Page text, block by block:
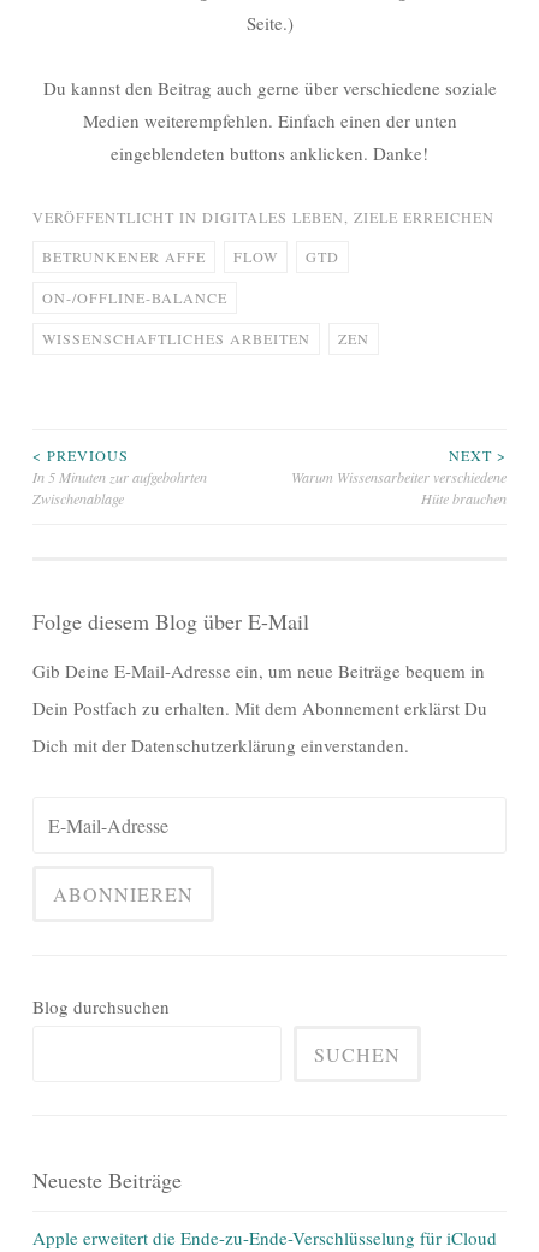
Seite.)
Du kannst den Beitrag auch gerne über verschiedene soziale
Medien weiterempfehlen. Einfach einen der unten
eingeblendeten buttons anklicken. Danke!
VERÖFFENTLICHT IN DIGITALES LEBEN ZIELE ERREICHEN
BETRUNKENER AFFE FLOW GTD
ON-/OFFLINE-BALANCE
WISSENSCHAFTLICHES ARBEITEN ZEN
Beitragsnavigation
< PREVIOUS
In 5 Minuten zur aufgebohrten
Zwischenablage
NEXT >
Warum Wissensarbeiter verschiedene
Hüte brauchen
Folge diesem Blog über E-Mail
Gib Deine E-Mail-Adresse ein, um neue Beiträge bequem in
Dein Postfach zu erhalten. Mit dem Abonnement erklärst Du
Dich mit der Datenschutzerklärung einverstanden.
Blog durchsuchen
SUCHEN
Neueste Beiträge
Apple erweitert die Ende-zu-Ende-Verschlüsselung für iCloud